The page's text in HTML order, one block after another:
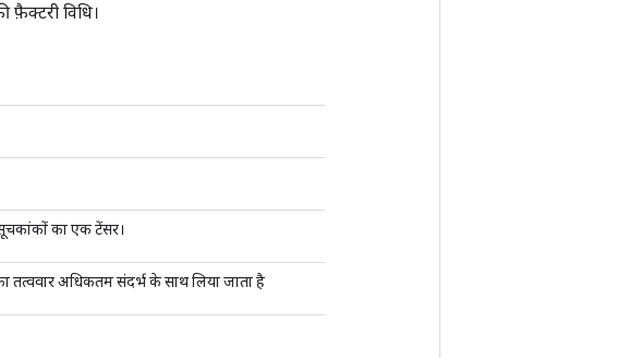
विधि।
का एक टेंसर।
तत्ववार अधिकतम संदर्भ के साथ लिया जाता है